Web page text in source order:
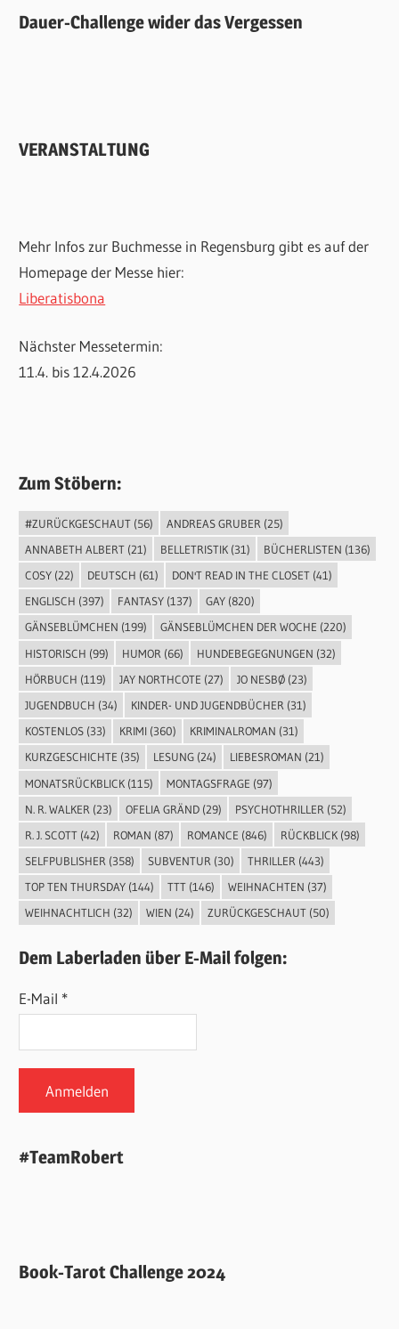
Dauer-Challenge wider das Vergessen
VERANSTALTUNG
Mehr Infos zur Buchmesse in Regensburg gibt es auf der
Homepage der Messe hier:
Liberatisbona
Nächster Messetermin:
11.4. bis 12.4.2026
Zum Stöbern:
#ZURÜCKGESCHAUT(56) ANDREAS GRUBER (25)
ANNABETH ALBERT(21) BELLETRISTIK(31) BÜCHERLISTEN (136)
COSY(22) DEUTSCH (61) DON'T READ IN THE CLOSET(41)
ENGLISCH (397) FANTASY(137) GAY(820)
GÄNSEBLÜMCHEN (199) GÄNSEBLÜMCHEN DER WOCHE (220)
HISTORISCH (99) HUMOR (66) HUNDEBEGEGNUNGEN (32)
HÖRBUCH (119) JAY NORTHCOTE (27) JO NESBØ(23)
JUGENDBUCH (34) KINDER- UND JUGENDBÜCHER (31)
KOSTENLOS(33) KRIMI(360) KRIMINALROMAN (31)
KURZGESCHICHTE (35) LESUNG(24) LIEBESROMAN (21)
MONATSRÜCKBLICK(115) MONTAGSFRAGE (97)
N. R. WALKER (23) OFELIA GRÄND(29) PSYCHOTHRILLER (52)
R. J. SCOTT(42) ROMAN (87) ROMANCE (846) RÜCKBLICK(98)
SELFPUBLISHER (358) SUBVENTUR (30) THRILLER (443)
TOP TEN THURSDAY(144) TTT(146) WEIHNACHTEN (37)
WEIHNACHTLICH (32) WIEN (24) ZURÜCKGESCHAUT(50)
Dem Laberladen über E-Mail folgen:
E-Mail *
#TeamRobert
Book-Tarot Challenge 2024